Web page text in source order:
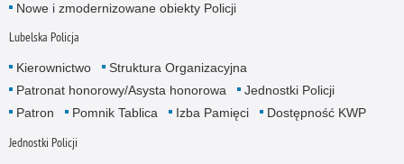
Nowe i zmodernizowane obiekty Policji
Lubelska Policja
Kierownictwo
Struktura Organizacyjna
Patronat honorowy/Asysta honorowa
Jednostki Policji
Patron
Pomnik Tablica Izba Pamięci Dostępność KWP
Jednostki Policji